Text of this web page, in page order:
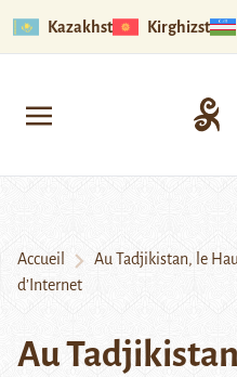
Kazakhstan Kirghizstan
Accueil
Au Tadjikistan, le
d’Internet
Au